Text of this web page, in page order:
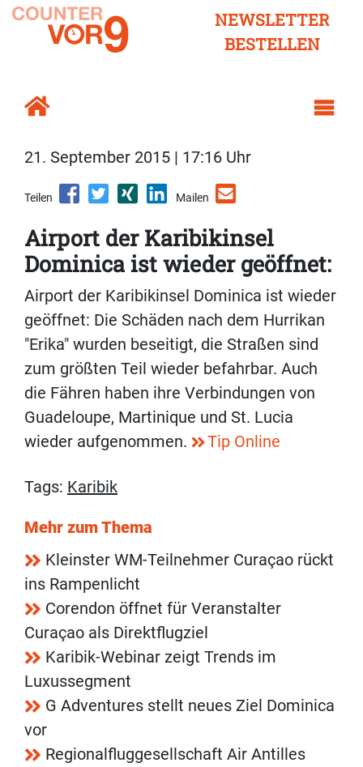
NEWSLETTER
BESTELLEN
21. September 2015 | 17:16 Uhr
Teilen Mailen
Airport der Karibikinsel
Dominica ist wieder geöffnet:
Airport der Karibikinsel Dominica ist wieder
geöffnet: Die Schäden nach dem Hurrikan
"Erika" wurden beseitigt, die Straßen sind
zum größten Teil wieder befahrbar. Auch
die Fähren haben ihre Verbindungen von
Guadeloupe, Martinique und St. Lucia
wieder aufgenommen.
Tip Online
Tags: Karibik
Mehr zum Thema
Kleinster WM-Teilnehmer Curaçao rückt
ins Rampenlicht
Corendon öffnet für Veranstalter
Curaçao als Direktflugziel
Karibik-Webinar zeigt Trends im
Luxussegment
G Adventures stellt neues Ziel Dominica
vor
Regionalfluggesellschaft Air Antilles